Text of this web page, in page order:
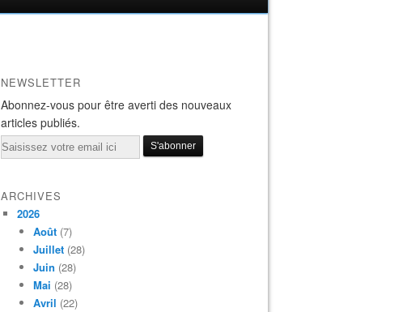
NEWSLETTER
Abonnez-vous pour être averti des nouveaux
articles publiés.
Email
ARCHIVES
2026
Août (7)
Juillet (28)
Juin (28)
Mai (28)
Avril (22)